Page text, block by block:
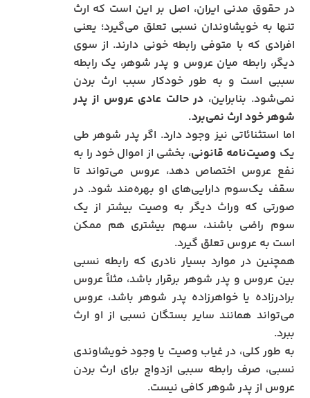
در حقوق مدنی ایران، اصل بر این است که ارث
تنها به خویشاوندان نسبی تعلق می‌گیرد؛ یعنی
افرادی که با متوفی رابطه خونی دارند. از سوی
دیگر، رابطه میان عروس و پدر شوهر، یک رابطه
سببی است و به طور خودکار سبب ارث بردن
نمی‌شود. بنابراین، در حالت عادی عروس از پدر
شوهر خود ارث نمی‌برد.
اما استثنائاتی نیز وجود دارد. اگر پدر شوهر طی
یک وصیت‌نامه قانونی، بخشی از اموال خود را به
نفع عروس اختصاص دهد، عروس می‌تواند تا
سقف یک‌سوم دارایی‌های او بهره‌مند شود. در
صورتی که وراث دیگر به وصیت بیشتر از یک
سوم راضی باشند، سهم بیشتری هم ممکن
است به عروس تعلق گیرد.
همچنین در موارد بسیار نادری که رابطه نسبی
بین عروس و پدر شوهر برقرار باشد، مثلاً عروس
برادرزاده یا خواهرزاده پدر شوهر باشد، عروس
می‌تواند همانند سایر بستگان نسبی از او ارث
ببرد.
به طور کلی، در غیاب وصیت یا وجود خویشاوندی
نسبی، صرف رابطه سببی ازدواج برای ارث بردن
عروس از پدر شوهر کافی نیست.